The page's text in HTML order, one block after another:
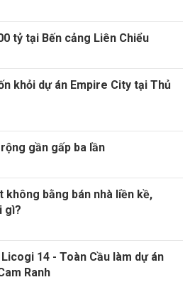
tỷ tại Bến cảng Liên Chiểu
khỏi dự án Empire City tại Thủ
gần gấp ba lần
không bằng bán nhà liền kề,
gì?
14 - Toàn Cầu làm dự án
Ranh